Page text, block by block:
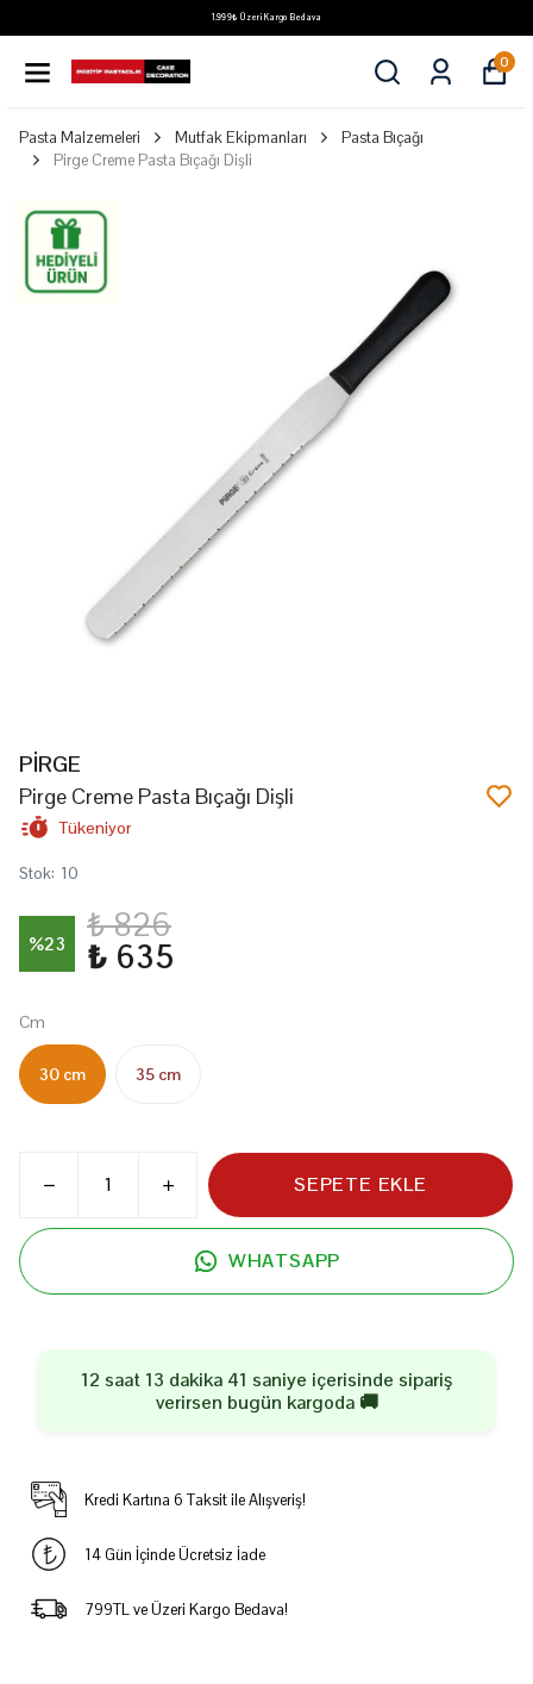
1.999₺ Üzeri Kargo Bedava
0
Pasta Malzemeleri Mutfak Ekipmanları
Pasta Bıçağı
Pirge Creme Pasta Bıçağı Dişli
PİRGE
Pirge Creme Pasta Bıçağı Dişli
Tükeniyor
Stok: 10
%23 ₺ 826
₺ 635
Cm
30 cm 35 cm
SEPETE EKLE
WHATSAPP
12 saat 13 dakika 41 saniye içerisinde sipariş
verirsen bugün kargoda 🚚
Kredi Kartına 6 Taksit ile Alışveriş!
14 Gün İçinde Ücretsiz İade
799TL ve Üzeri Kargo Bedava!